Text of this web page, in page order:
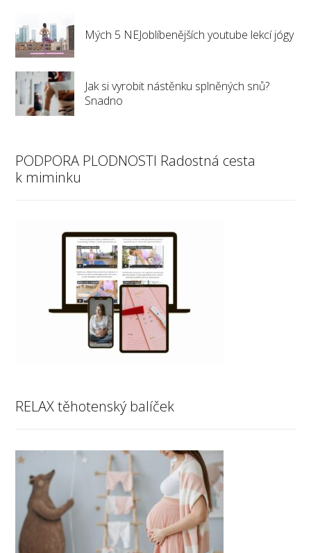
Mých 5 NEJoblíbenějších youtube lekcí jógy
Jak si vyrobit nástěnku splněných snů?
Snadno
PODPORA PLODNOSTI Radostná cesta
k miminku
RELAX těhotenský balíček